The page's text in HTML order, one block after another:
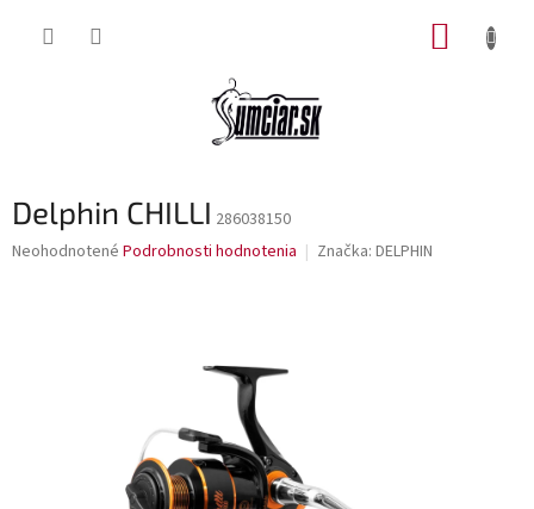
Delphin CHILLI 286038150
Priemerné
Neohodnotené Podrobnosti hodnotenia Značka: DELPHIN